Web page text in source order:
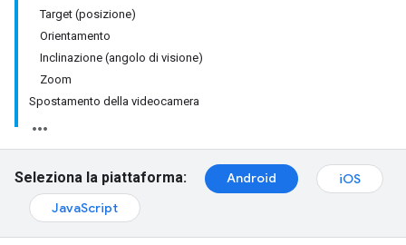
Target (posizione)
Orientamento
Inclinazione (angolo di visione)
Zoom
Spostamento della videocamera
Seleziona la piattaforma: Android
iOS
JavaScript